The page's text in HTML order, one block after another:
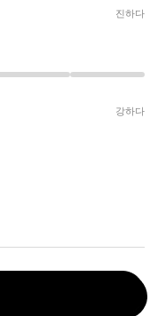
진하다
강하다